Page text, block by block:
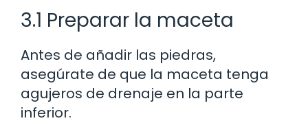
3.1 Preparar la maceta
Antes de añadir las piedras,
asegúrate de que la maceta tenga
agujeros de drenaje en la parte
inferior.